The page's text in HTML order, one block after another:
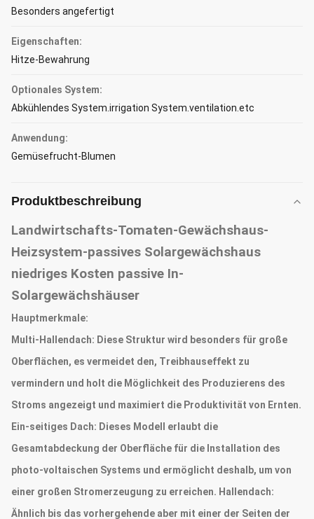
Besonders angefertigt
Eigenschaften:
Hitze-Bewahrung
Optionales System:
Abkühlendes System.irrigation System.ventilation.etc
Anwendung:
Gemüsefrucht-Blumen
Produktbeschreibung
Landwirtschafts-Tomaten-Gewächshaus-
Heizsystem-passives Solargewächshaus
niedriges Kosten passive In-
Solargewächshäuser
Hauptmerkmale:
Multi-Hallendach: Diese Struktur wird besonders für große
Oberflächen, es vermeidet den, Treibhauseffekt zu
vermindern und holt die Möglichkeit des Produzierens des
Stroms angezeigt und maximiert die Produktivität von Ernten.
Ein-seitiges Dach: Dieses Modell erlaubt die
Gesamtabdeckung der Oberfläche für die Installation des
photo-voltaischen Systems und ermöglicht deshalb, um von
einer großen Stromerzeugung zu erreichen. Hallendach:
Ähnlich bis das vorhergehende aber mit einer der Seiten der